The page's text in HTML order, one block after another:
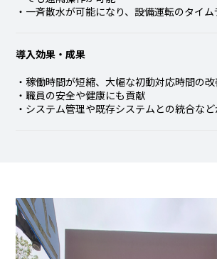
一斉散水が可能になり、設備運転のタイム
導入効果・成果
稼働時間が短縮、大幅な初動対応時間の改
職員の安全や健康にも貢献
システム管理や既存システムとの統合な